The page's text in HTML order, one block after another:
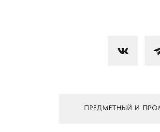
ПРЕДМЕТНЫЙ И